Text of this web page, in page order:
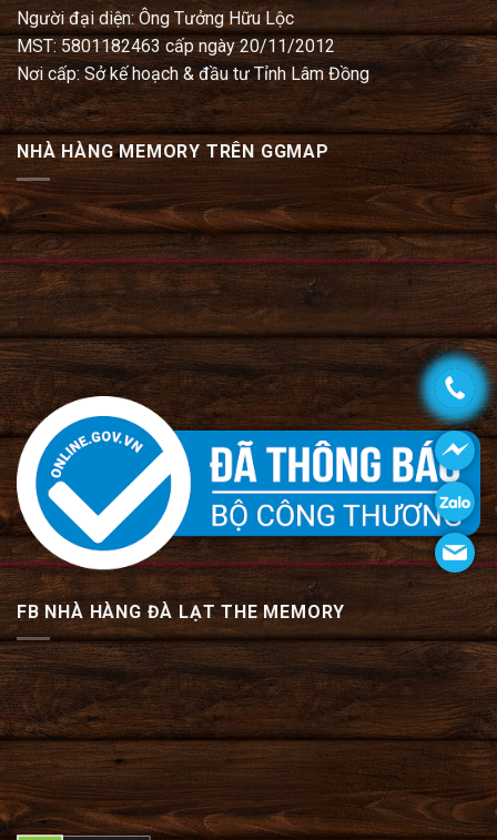
Người đại diện: Ông Tưởng Hữu Lộc
MST: 5801182463 cấp ngày 20/11/2012
Nơi cấp: Sở kế hoạch & đầu tư Tỉnh Lâm Đồng
NHÀ HÀNG MEMORY TRÊN GGMAP
FB NHÀ HÀNG ĐÀ LẠT THE MEMORY